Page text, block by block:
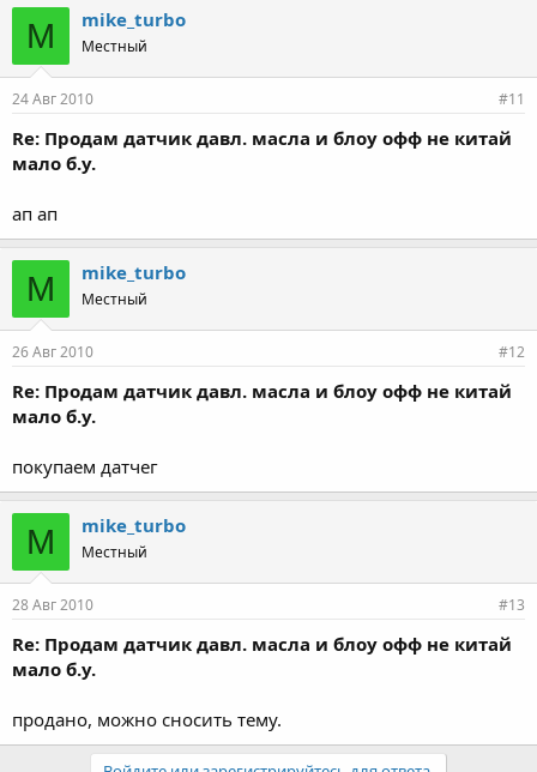
M mike_turbo
Местный
24 Авг 2010 #11
Re: Продам датчик давл. масла и блоу офф не китай
мало б.у.
ап ап
M mike_turbo
Местный
26 Авг 2010 #12
Re: Продам датчик давл. масла и блоу офф не китай
мало б.у.
покупаем датчег
M mike_turbo
Местный
28 Авг 2010 #13
Re: Продам датчик давл. масла и блоу офф не китай
мало б.у.
продано, можно сносить тему.